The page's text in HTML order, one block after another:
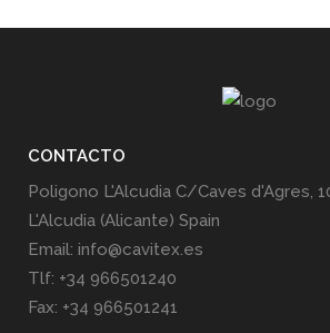
CONTACTO
Poligono L'Alcudia C/Caves d'Agres,
L'Alcudia (Alicante) Spain
Email: info@cavitex.es
Tlf: +34 966501240
Fax: +34 966501241